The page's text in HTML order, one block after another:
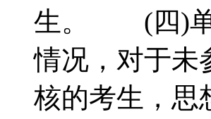
生。 (四)单
情况，对于未
核的考生，思